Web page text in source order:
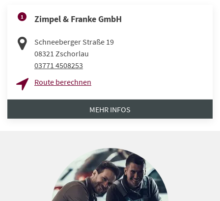
1 Zimpel & Franke GmbH
Schneeberger Straße 19
08321 Zschorlau
03771 4508253
Route berechnen
MEHR INFOS